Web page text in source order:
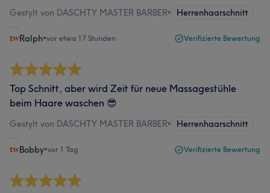
Gestylt von DASCHTY MASTER BARBER• Herrenhaarschnitt
Ralph•vor etwa 17 Stunden Verifizierte Bewertung
Top Schnitt, aber wird Zeit für neue Massagestühle
beim Haare waschen 😎
Gestylt von DASCHTY MASTER BARBER• Herrenhaarschnitt
Bobby•vor 1 Tag Verifizierte Bewertung